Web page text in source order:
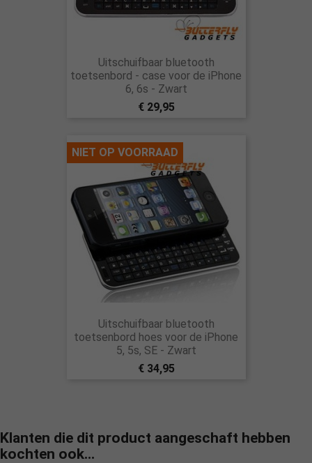
Uitschuifbaar bluetooth
toetsenbord - case voor de iPhone
6, 6s - Zwart
€ 29,95
Uitschuifbaar bluetooth
toetsenbord hoes voor de iPhone
5, 5s, SE - Zwart
€ 34,95
NIET OP VOORRAAD
Klanten die dit product aangeschaft hebben
kochten ook...